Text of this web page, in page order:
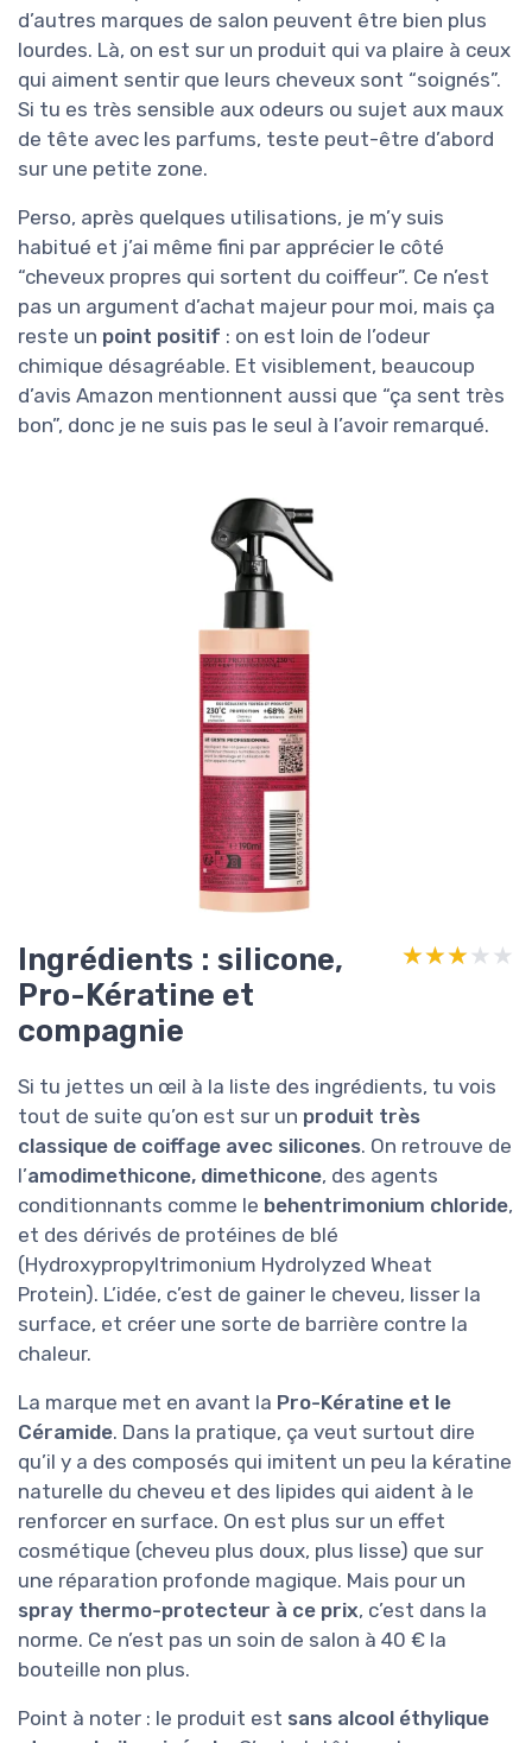
d’autres marques de salon peuvent être bien plus
lourdes. Là, on est sur un produit qui va plaire à ceux
qui aiment sentir que leurs cheveux sont “soignés”.
Si tu es très sensible aux odeurs ou sujet aux maux
de tête avec les parfums, teste peut-être d’abord
sur une petite zone.
Perso, après quelques utilisations, je m’y suis
habitué et j’ai même fini par apprécier le côté
“cheveux propres qui sortent du coiffeur”. Ce n’est
pas un argument d’achat majeur pour moi, mais ça
reste un point positif : on est loin de l’odeur
chimique désagréable. Et visiblement, beaucoup
d’avis Amazon mentionnent aussi que “ça sent très
bon”, donc je ne suis pas le seul à l’avoir remarqué.
Ingrédients : silicone,
Pro-Kératine et
compagnie
★★★★★
★★★★★
Si tu jettes un œil à la liste des ingrédients, tu vois
tout de suite qu’on est sur un produit très
classique de coiffage avec silicones. On retrouve de
l’amodimethicone, dimethicone, des agents
conditionnants comme le behentrimonium chloride,
et des dérivés de protéines de blé
(Hydroxypropyltrimonium Hydrolyzed Wheat
Protein). L’idée, c’est de gainer le cheveu, lisser la
surface, et créer une sorte de barrière contre la
chaleur.
La marque met en avant la Pro-Kératine et le
Céramide. Dans la pratique, ça veut surtout dire
qu’il y a des composés qui imitent un peu la kératine
naturelle du cheveu et des lipides qui aident à le
renforcer en surface. On est plus sur un effet
cosmétique (cheveu plus doux, plus lisse) que sur
une réparation profonde magique. Mais pour un
spray thermo-protecteur à ce prix, c’est dans la
norme. Ce n’est pas un soin de salon à 40 € la
bouteille non plus.
Point à noter : le produit est sans alcool éthylique